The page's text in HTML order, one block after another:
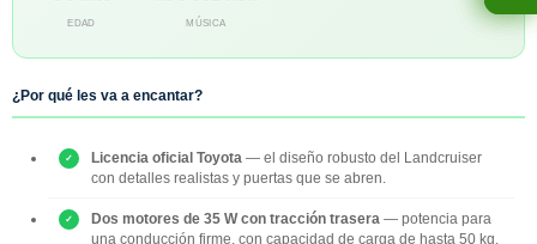
EDAD MÚSICA
¿Por qué les va a encantar?
Licencia oficial Toyota — el diseño robusto del Landcruiser
con detalles realistas y puertas que se abren.
Dos motores de 35 W con tracción trasera — potencia para
una conducción firme, con capacidad de carga de hasta 50 kg.